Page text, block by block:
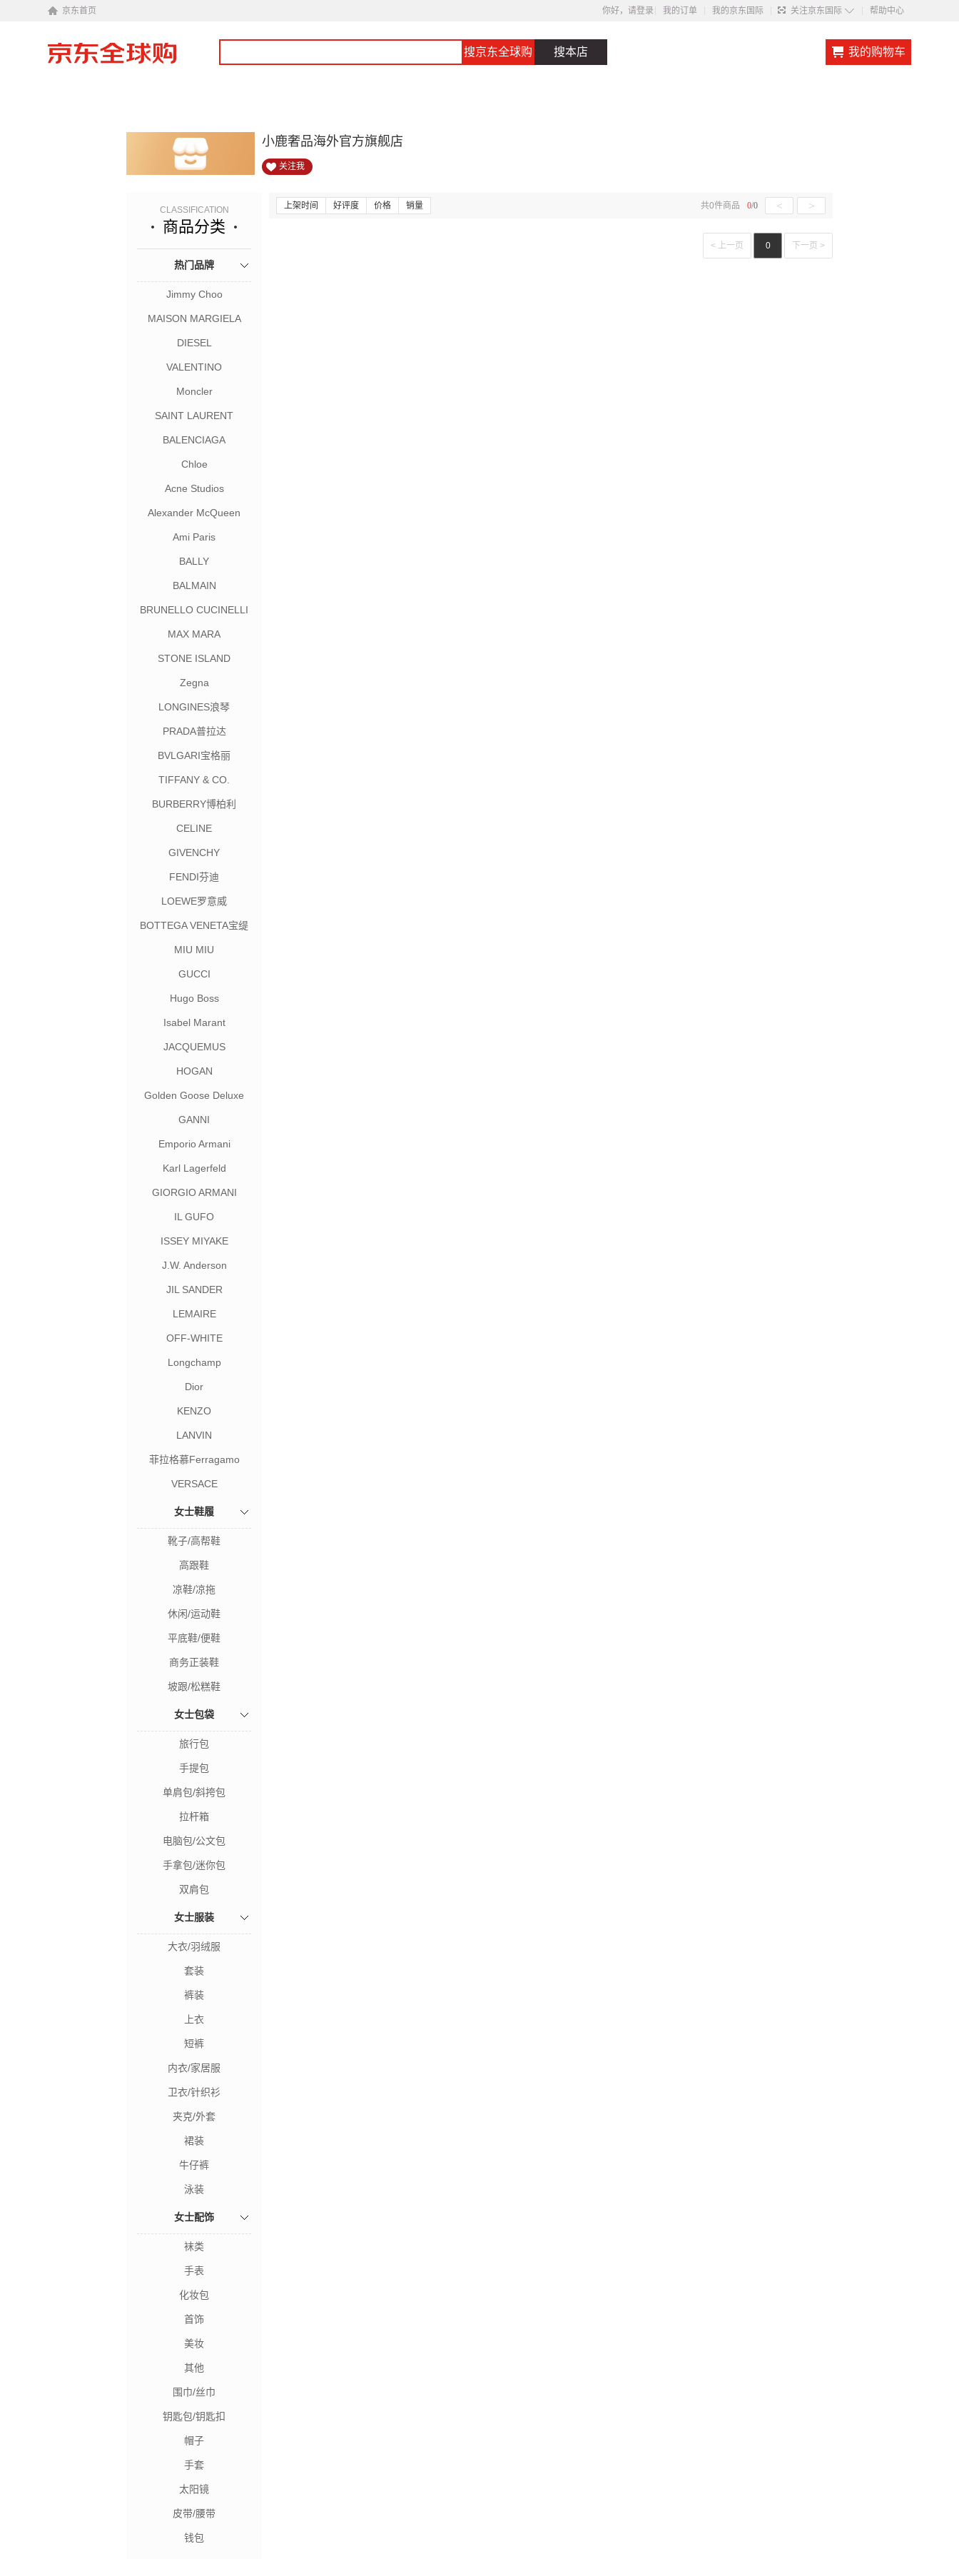
京东首页 你好，请登录 我的订单 我的京东国际 关注京东国际 ◇ 帮助中心
搜京东全球购 搜本店 我的购物车
小鹿奢品海外官方旗舰店
关注我
CLASSIFICATION
商品分类
热门品牌
Jimmy Choo
MAISON MARGIELA
DIESEL
VALENTINO
Moncler
SAINT LAURENT
BALENCIAGA
Chloe
Acne Studios
Alexander McQueen
Ami Paris
BALLY
BALMAIN
BRUNELLO CUCINELLI
MAX MARA
STONE ISLAND
Zegna
LONGINES浪琴
PRADA普拉达
BVLGARI宝格丽
TIFFANY & CO.
BURBERRY博柏利
CELINE
GIVENCHY
FENDI芬迪
LOEWE罗意威
BOTTEGA VENETA宝缇
MIU MIU
GUCCI
Hugo Boss
Isabel Marant
JACQUEMUS
HOGAN
Golden Goose Deluxe
GANNI
Emporio Armani
Karl Lagerfeld
GIORGIO ARMANI
IL GUFO
ISSEY MIYAKE
J.W. Anderson
JIL SANDER
LEMAIRE
OFF-WHITE
Longchamp
Dior
KENZO
LANVIN
菲拉格慕Ferragamo
VERSACE
女士鞋履
靴子/高帮鞋
高跟鞋
凉鞋/凉拖
休闲/运动鞋
平底鞋/便鞋
商务正装鞋
坡跟/松糕鞋
女士包袋
旅行包
手提包
单肩包/斜挎包
拉杆箱
电脑包/公文包
手拿包/迷你包
双肩包
女士服装
大衣/羽绒服
套装
裤装
上衣
短裤
内衣/家居服
卫衣/针织衫
夹克/外套
裙装
牛仔裤
泳装
女士配饰
袜类
手表
化妆包
首饰
美妆
其他
围巾/丝巾
钥匙包/钥匙扣
帽子
手套
太阳镜
皮带/腰带
钱包
上架时间 好评度 价格 销量 0/0 < >
共0件商品
< 上一页 0 下一页 >